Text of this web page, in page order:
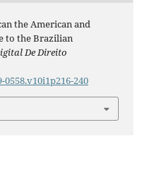
the American and
to the Brazilian
De Direito
240